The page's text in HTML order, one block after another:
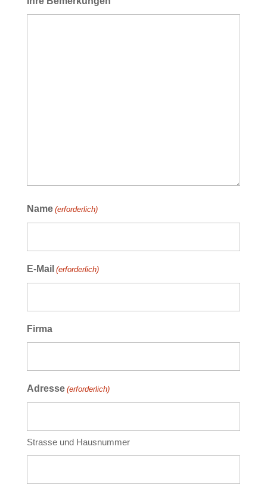
Name (erforderlich)
E-Mail (erforderlich)
Firma
Adresse (erforderlich)
Strasse und Hausnummer